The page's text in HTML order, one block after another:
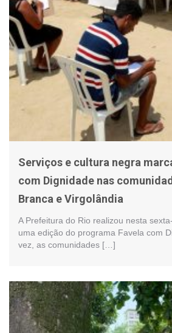
Serviços e cultura negra
com Dignidade nas
Branca e Virgolândia
A Prefeitura do Rio realizou nesta
uma edição do programa Favela com
vez, as comunidades […]